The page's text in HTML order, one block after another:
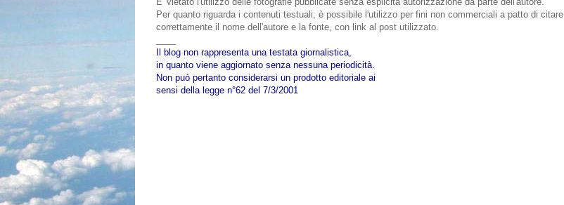
Per quanto riguarda i contenuti testuali, è possibile l'utilizzo per fini non commerciali a patto di citare
correttamente il nome dell'autore e la fonte, con link al post utilizzato.
Il blog non rappresenta una testata giornalistica,
in quanto viene aggiornato senza nessuna periodicità.
Non può pertanto considerarsi un prodotto editoriale ai
sensi della legge n°62 del 7/3/2001